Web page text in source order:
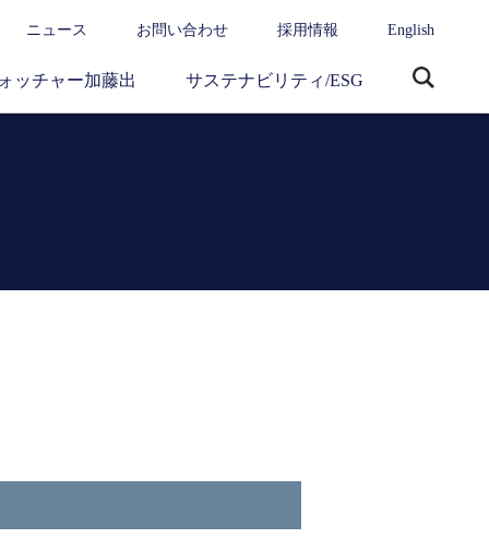
ニュース お問い合わせ 採用情報 English
ッチャー加藤出 サステナビリティ/ESG